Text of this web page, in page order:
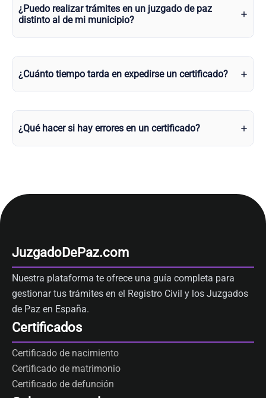
¿Puedo realizar trámites en un juzgado de paz
distinto al de mi municipio?
¿Cuánto tiempo tarda en expedirse un certificado?
¿Qué hacer si hay errores en un certificado?
JuzgadoDePaz.com
Nuestra plataforma te ofrece una guía completa para
gestionar tus trámites en el Registro Civil y los Juzgados
de Paz en España.
Certificados
Certificado de nacimiento
Certificado de matrimonio
Certificado de defunción